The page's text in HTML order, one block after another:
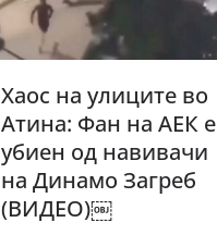
Хаос на улиците во
Атина: Фан на АЕК е
убиен од навивачи
на Динамо Загреб
(ВИДЕО)￼